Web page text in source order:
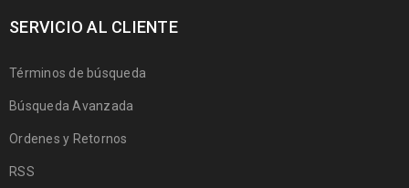
SERVICIO AL CLIENTE
Términos de búsqueda
Búsqueda Avanzada
Ordenes y Retornos
RSS